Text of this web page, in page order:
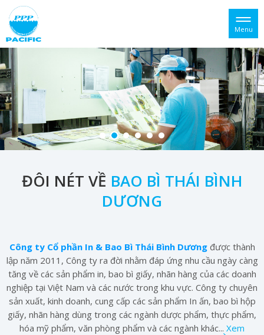
Menu
ĐÔI NÉT VỀ BAO BÌ THÁI BÌNH
DƯƠNG
Công ty Cổ phần In & Bao Bì Thái Bình Dươngđược thành
lập năm 2011, Công ty ra đời nhằm đáp ứng nhu cầu ngày càng
tăng về các sản phẩm in, bao bì giấy, nhãn hàng của các doanh
nghiệp tại Việt Nam và các nước trong khu vực. Công ty chuyên
sản xuất, kinh doanh, cung cấp các sản phẩm In ấn, bao bì hộp
giấy, nhãn hàng dùng trong các ngành dược phẩm, thực phẩm,
hóa mỹ phẩm, văn phòng phẩm và các ngành khác... Xem